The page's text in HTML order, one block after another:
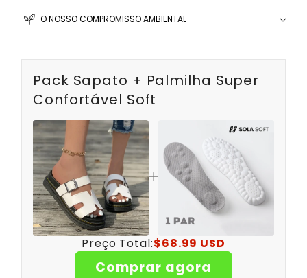
O NOSSO COMPROMISSO AMBIENTAL
Pack Sapato + Palmilha Super
Confortável Soft
Preço Total:$68.99 USD
Comprar agora